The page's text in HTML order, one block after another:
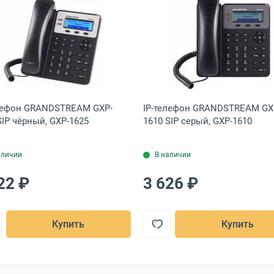
IP Fanvil V60P SIP чёрный, V60P
Открыть товар: IP-телефон GRANDSTREAM GXP-1625
GRANDSTREAM GXP-
чёрный, GXP-1625
₽
Купить
Открыть
IP-телефон GRANDSTREAM
1610 SIP серый, GXP-1610
В наличии
3 626 ₽
Купить